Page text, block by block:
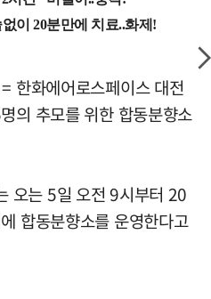
한화에어로스페이스 대전
의 추모를 위한 합동분향소
오는 5일 오전 9시부터 20
합동분향소를 운영한다고